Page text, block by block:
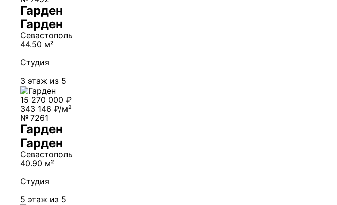
Гарден
Гарден
Севастополь
44.50 м²
Студия
3 этаж из 5
15 270 000 ₽
343 146 ₽/м²
№ 7261
Гарден
Гарден
Севастополь
40.90 м²
Студия
5 этаж из 5